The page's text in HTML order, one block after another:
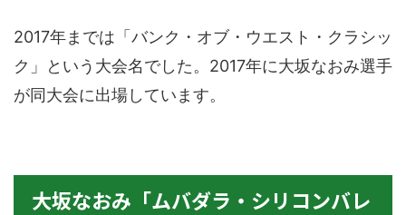
2017年までは「バンク・オブ・ウエスト・クラシッ
ク」という大会名でした。2017年に大坂なおみ選手
が同大会に出場しています。
大坂なおみ「ムバダラ・シリコンバレ